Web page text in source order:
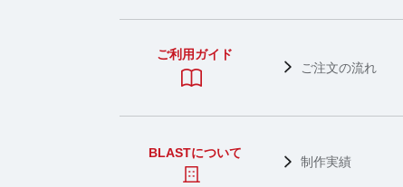
ご利用ガイド
ご注文の流れ
BLASTについて
制作実績